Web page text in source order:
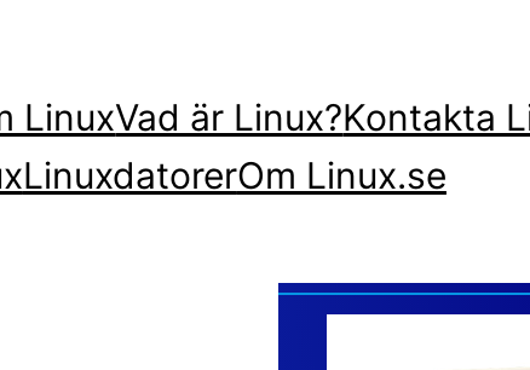
LinuxVad är Linux?Kontakta
LinuxdatorerOm Linux.se